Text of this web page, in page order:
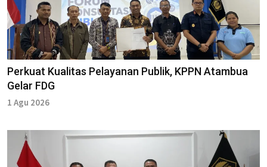
Perkuat Kualitas Pelayanan Publik, KPPN Atambua
Gelar FDG
1 Agu 2026